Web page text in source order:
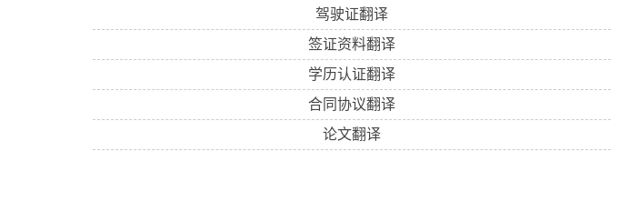
驾驶证翻译
签证资料翻译
学历认证翻译
合同协议翻译
论文翻译